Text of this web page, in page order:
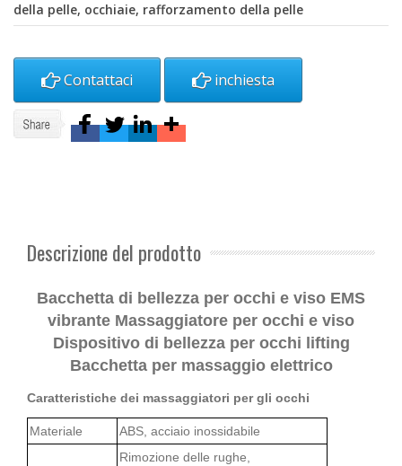
della pelle, occhiaie, rafforzamento della pelle
Contattaci inchiesta
Descrizione del prodotto
Bacchetta di bellezza per occhi e viso EMS
vibrante Massaggiatore per occhi e viso
Dispositivo di bellezza per occhi lifting
Bacchetta per massaggio elettrico
Caratteristiche dei massaggiatori per gli occhi
Materiale ABS, acciaio inossidabile
Rimozione delle rughe,